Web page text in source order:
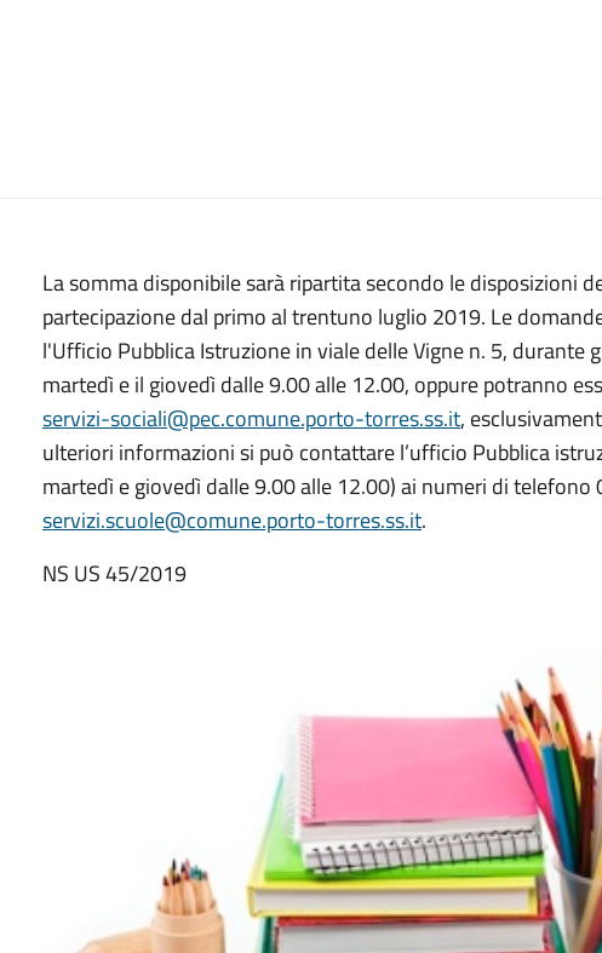
La somma disponibile sarà ripartita secondo le disposizioni
partecipazione dal primo al trentuno luglio 2019. Le
l'Ufficio Pubblica Istruzione in viale delle Vigne n. 5, durante
martedì e il giovedì dalle 9.00 alle 12.00, oppure potranno
servizi-sociali@pec.comune.porto-torres.ss.it,
ulteriori informazioni si può contattare l’ufficio Pubblica
martedì e giovedì dalle 9.00 alle 12.00) ai numeri di
servizi.scuole@comune.porto-torres.ss.it.
NS US 45/2019